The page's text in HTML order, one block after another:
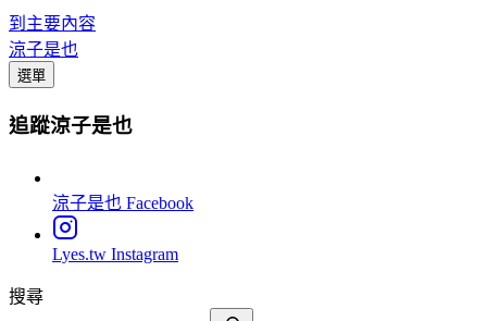
到主要內容
涼子是也
選單
追蹤涼子是也
涼子是也 Facebook
Lyes.tw Instagram
搜尋